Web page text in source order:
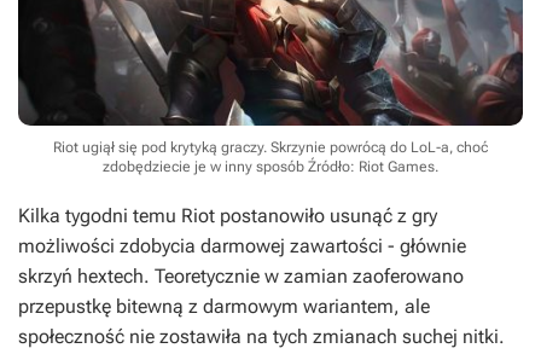
Riot ugiął się pod krytyką graczy. Skrzynie powrócą do LoL-a, choć
zdobędziecie je w inny sposób Źródło: Riot Games.
Kilka tygodni temu Riot postanowiło usunąć z gry
możliwości zdobycia darmowej zawartości - głównie
skrzyń hextech. Teoretycznie w zamian zaoferowano
przepustkę bitewną z darmowym wariantem, ale
społeczność nie zostawiła na tych zmianach suchej nitki.